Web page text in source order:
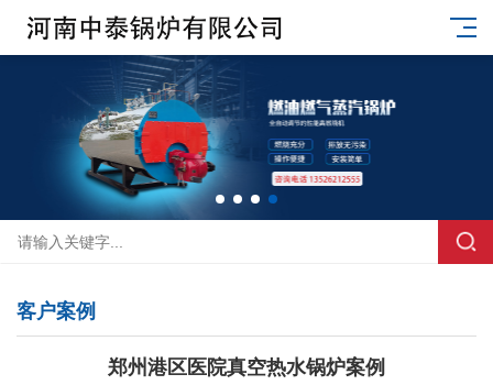
客户案例
郑州港区医院真空热水锅炉案例